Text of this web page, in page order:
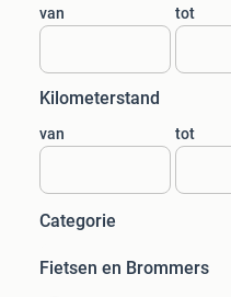
van tot
Kilometerstand
van tot
Categorie
Fietsen en Brommers